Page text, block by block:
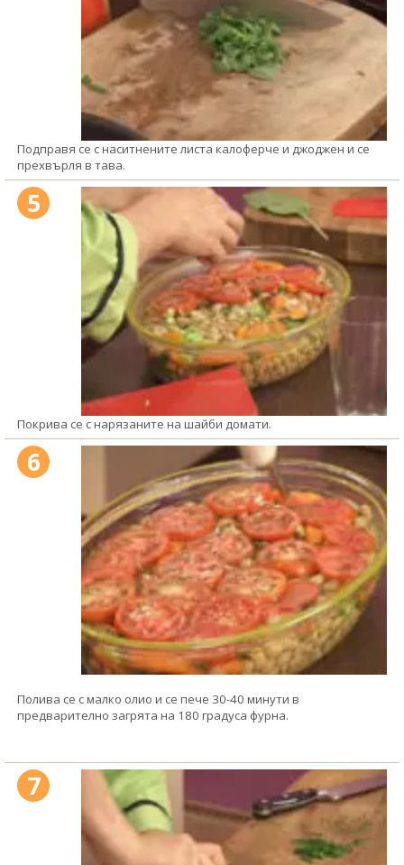
Подправя се с наситнените листа калоферче и джоджен и се
прехвърля в тава.
5
Покрива се с нарязаните на шайби домати.
6
Полива се с малко олио и се пече 30-40 минути в
предварително загрята на 180 градуса фурна.
7